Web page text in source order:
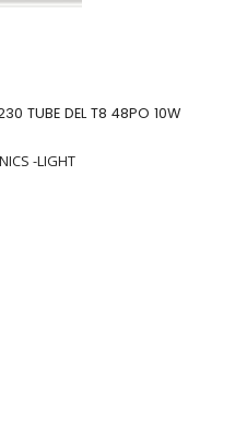
TUBE DEL T8 48PO 10W
-LIGHT